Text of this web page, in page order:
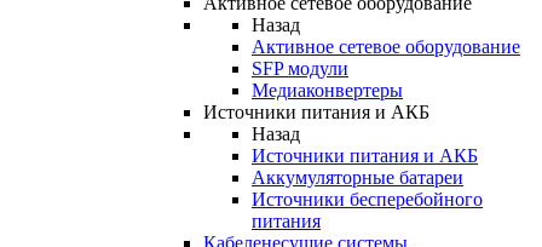
Назад
Активное сетевое оборудование
SFP модули
Медиаконвертеры
Источники питания и АКБ
Назад
Источники питания и АКБ
Аккумуляторные батареи
Источники бесперебойного
питания
Кабеленесущие системы